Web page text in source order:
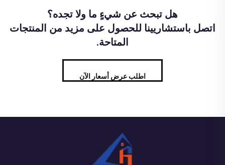
هل تبحث عن شيءٍ ما ولا تجده؟
اتصل باستشاريينا للحصول على مزيد من المنتجات
المتاحة.
اطلب عرض أسعار الآن